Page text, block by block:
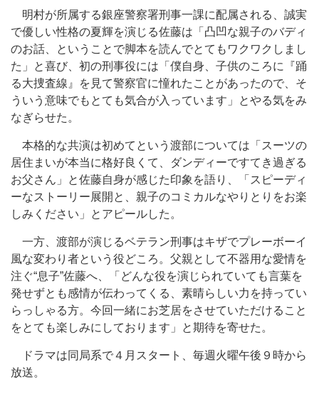
明村が所属する銀座警察署刑事一課に配属される、誠実
で優しい性格の夏輝を演じる佐藤は「凸凹な親子のバディ
のお話、ということで脚本を読んでとてもワクワクしまし
た」と喜び、初の刑事役には「僕自身、子供のころに『踊
る大捜査線』を見て警察官に憧れたことがあったので、そ
ういう意味でもとても気合が入っています」とやる気をみ
なぎらせた。
本格的な共演は初めてという渡部については「スーツの
居住まいが本当に格好良くて、ダンディーですてき過ぎる
お父さん」と佐藤自身が感じた印象を語り、「スピーディ
ーなストーリー展開と、親子のコミカルなやりとりをお楽
しみください」とアピールした。
一方、渡部が演じるベテラン刑事はキザでプレーボーイ
風な変わり者という役どころ。父親として不器用な愛情を
注ぐ“息子”佐藤へ、「どんな役を演じられていても言葉を
発せずとも感情が伝わってくる、素晴らしい力を持ってい
らっしゃる方。今回一緒にお芝居をさせていただけること
をとても楽しみにしております」と期待を寄せた。
ドラマは同局系で４月スタート、毎週火曜午後９時から
放送。